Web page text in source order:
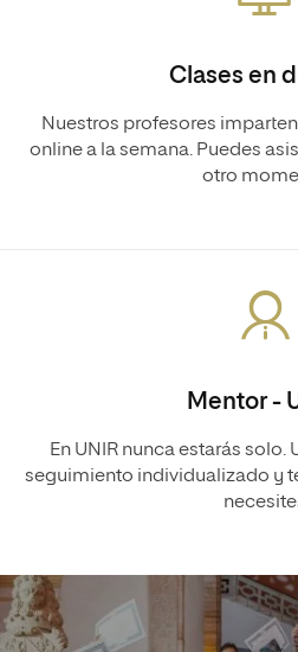
Clases en
Nuestros profesores
online a la semana. Puedes
otro
Mentor -
En UNIR nunca estarás solo.
seguimiento individualizado y